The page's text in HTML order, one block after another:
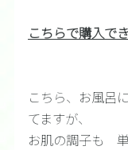
こちらで購入でき
こちら、お風呂
てますが、
お肌の調子も 単